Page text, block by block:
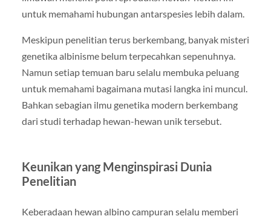
untuk memahami hubungan antarspesies lebih dalam.
Meskipun penelitian terus berkembang, banyak misteri
genetika albinisme belum terpecahkan sepenuhnya.
Namun setiap temuan baru selalu membuka peluang
untuk memahami bagaimana mutasi langka ini muncul.
Bahkan sebagian ilmu genetika modern berkembang
dari studi terhadap hewan-hewan unik tersebut.
Keunikan yang Menginspirasi Dunia
Penelitian
Keberadaan hewan albino campuran selalu memberi